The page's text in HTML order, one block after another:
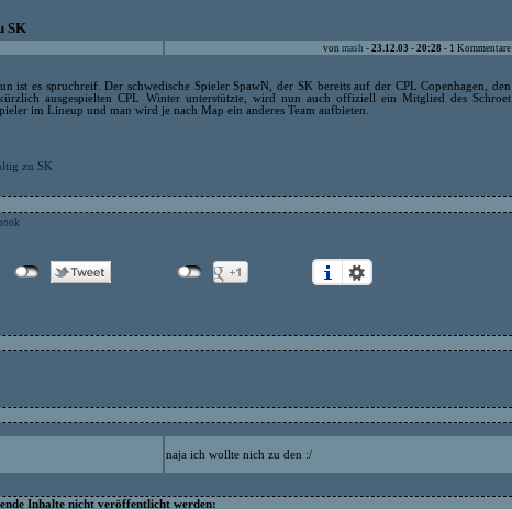
SK
von mash - 23.12.03 - 20:28 - 1 Kommentare
ist es spruchreif. Der schwedische Spieler SpawN, der SK bereits auf der CPL Copenhagen, den
ausgespielten CPL Winter unterstützte, wird nun auch offiziell ein Mitglied des Schroet
im Lineup und man wird je nach Map ein anderes Team aufbieten.
zu SK
naja ich wollte nich zu den :/
Inhalte nicht veröffentlicht werden: